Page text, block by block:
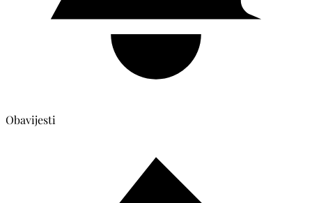
Obavijesti